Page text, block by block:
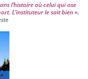
l’his­toire où celui qui ose
L’instituteur le sait bien ».